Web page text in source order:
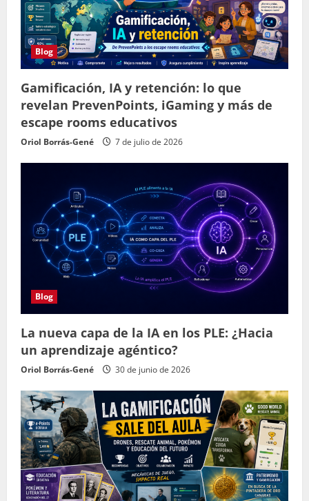
Blog
Gamificación, IA y retención: lo que
revelan PrevenPoints, iGaming y más de
escape rooms educativos
Oriol Borrás-Gené 7 de julio de 2026
Blog
La nueva capa de la IA en los PLE: ¿Hacia
un aprendizaje agéntico?
Oriol Borrás-Gené 30 de junio de 2026